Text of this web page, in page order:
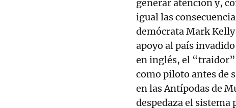
generar atención y,
igual las
demócrata Mark
apoyo al país
en inglés, el
como piloto antes de
en las Antípodas de
despedaza el